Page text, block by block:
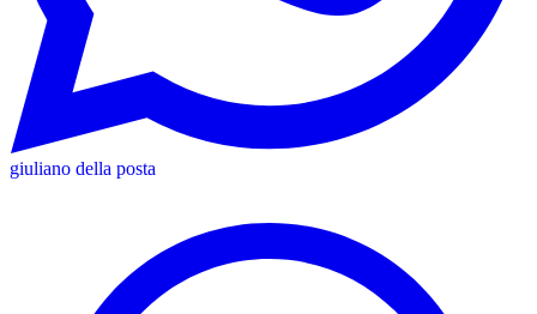
giuliano della posta